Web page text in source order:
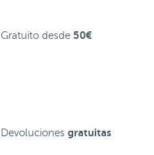
Gratuito desde 50€
Devoluciones gratuitas